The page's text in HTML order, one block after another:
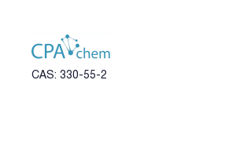
CAS: 330-55-2